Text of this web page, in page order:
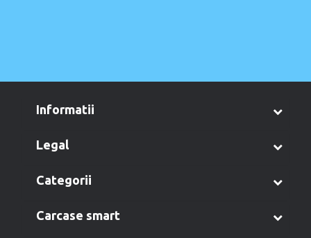
informatii
legal
categorii
carcase smart